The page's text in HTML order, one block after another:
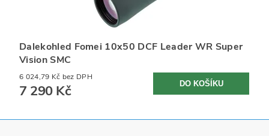
Dalekohled Fomei 10x50 DCF Leader WR Super
Vision SMC
6 024,79 Kč bez DPH
7 290 Kč